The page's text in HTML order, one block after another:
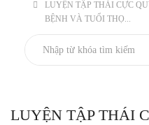
LUYỆN TẬP THÁI CỰC
BỆNH VÀ TUỔI THỌ...
LUYỆN TẬP THÁI